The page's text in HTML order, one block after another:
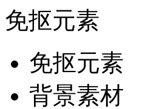
免抠元素
免抠元素
背景素材